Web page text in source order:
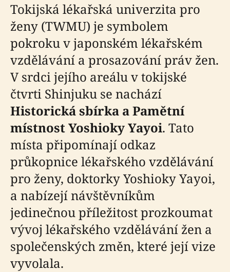
Tokijská lékařská univerzita pro
ženy (TWMU) je symbolem
pokroku v japonském lékařském
vzdělávání a prosazování práv žen.
V srdci jejího areálu v tokijské
čtvrti Shinjuku se nachází
Historická sbírka a Pamětní
místnost Yoshioky Yayoi. Tato
místa připomínají odkaz
průkopnice lékařského vzdělávání
pro ženy, doktorky Yoshioky Yayoi,
a nabízejí návštěvníkům
jedinečnou příležitost prozkoumat
vývoj lékařského vzdělávání žen a
společenských změn, které její vize
vyvolala.